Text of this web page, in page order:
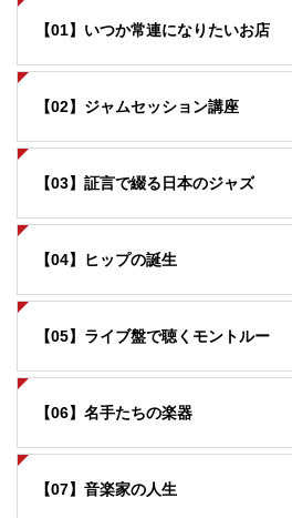
【01】いつか常連になりたいお店
【02】ジャムセッション講座
【03】証言で綴る日本のジャズ
【04】ヒップの誕生
【05】ライブ盤で聴くモントルー
【06】名手たちの楽器
【07】音楽家の人生